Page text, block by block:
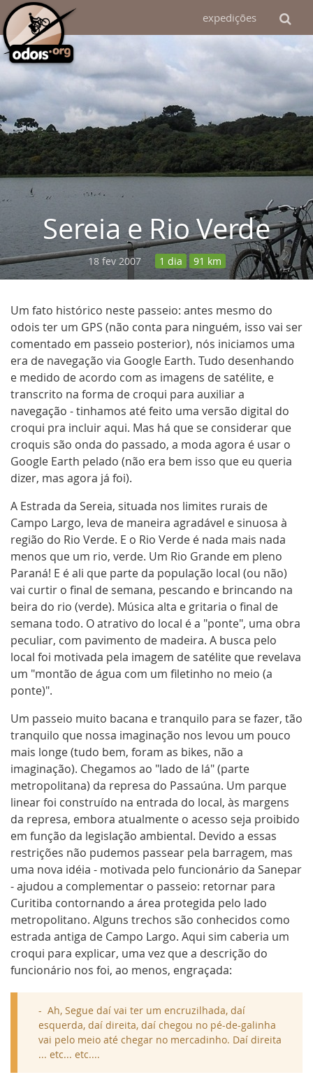
expedições
Sereia e Rio Verde
18 fev 2007 1 dia 91 km
Um fato histórico neste passeio: antes mesmo do
odois ter um GPS (não conta para ninguém, isso vai ser
comentado em passeio posterior), nós iniciamos uma
era de navegação via Google Earth. Tudo desenhando
e medido de acordo com as imagens de satélite, e
transcrito na forma de croqui para auxiliar a
navegação - tinhamos até feito uma versão digital do
croqui pra incluir aqui. Mas há que se considerar que
croquis são onda do passado, a moda agora é usar o
Google Earth pelado (não era bem isso que eu queria
dizer, mas agora já foi).
A Estrada da Sereia, situada nos limites rurais de
Campo Largo, leva de maneira agradável e sinuosa à
região do Rio Verde. E o Rio Verde é nada mais nada
menos que um rio, verde. Um Rio Grande em pleno
Paraná! E é ali que parte da população local (ou não)
vai curtir o final de semana, pescando e brincando na
beira do rio (verde). Música alta e gritaria o final de
semana todo. O atrativo do local é a "ponte", uma obra
peculiar, com pavimento de madeira. A busca pelo
local foi motivada pela imagem de satélite que revelava
um "montão de água com um filetinho no meio (a
ponte)".
Um passeio muito bacana e tranquilo para se fazer, tão
tranquilo que nossa imaginação nos levou um pouco
mais longe (tudo bem, foram as bikes, não a
imaginação). Chegamos ao "lado de lá" (parte
metropolitana) da represa do Passaúna. Um parque
linear foi construído na entrada do local, às margens
da represa, embora atualmente o acesso seja proibido
em função da legislação ambiental. Devido a essas
restrições não pudemos passear pela barragem, mas
uma nova idéia - motivada pelo funcionário da Sanepar
- ajudou a complementar o passeio: retornar para
Curitiba contornando a área protegida pelo lado
metropolitano. Alguns trechos são conhecidos como
estrada antiga de Campo Largo. Aqui sim caberia um
croqui para explicar, uma vez que a descrição do
funcionário nos foi, ao menos, engraçada:
Ah, Segue daí vai ter um encruzilhada, daí
esquerda, daí direita, daí chegou no pé-de-galinha
vai pelo meio até chegar no mercadinho. Daí direita
... etc... etc....